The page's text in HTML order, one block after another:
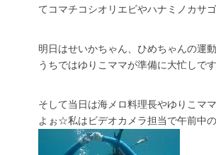
てコマチコシオリエビやハナミノカサゴ
明日はせいかちゃん、ひめちゃんの運
うちではゆりこママが準備に大忙しです
そして当日は海メロ料理長やゆりこマ
よぉ☆私はビデオカメラ担当で午前中